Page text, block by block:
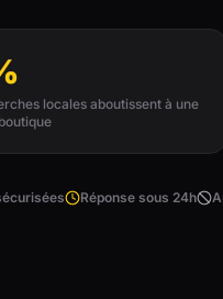
locales aboutissent à une
Réponse sous 24h